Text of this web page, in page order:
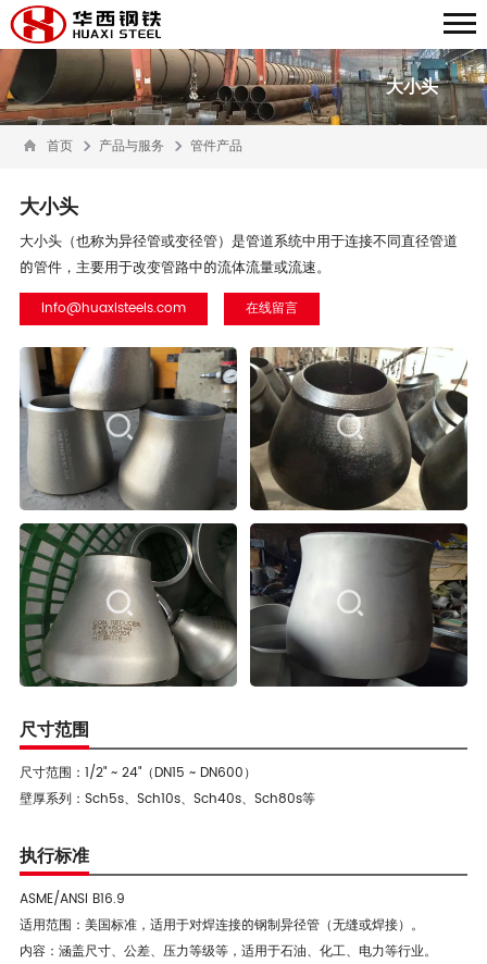
大小头
首页 产品与服务 管件产品
大小头
大小头（也称为异径管或变径管）是管道系统中用于连接不同直径管道
的管件，主要用于改变管路中的流体流量或流速。
info@huaxisteels.com 在线留言
尺寸范围
尺寸范围：1/2" ~ 24"（DN15 ~ DN600）
壁厚系列：Sch5s、Sch10s、Sch40s、Sch80s等
执行标准
ASME/ANSI B16.9
适用范围：美国标准，适用于对焊连接的钢制异径管（无缝或焊接）。
内容：涵盖尺寸、公差、压力等级等，适用于石油、化工、电力等行业。